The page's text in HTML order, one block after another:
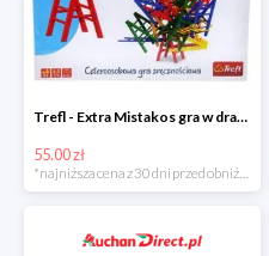
Trefl - Extra Mistakos gra w drabinki w super cenie
55.00 zł